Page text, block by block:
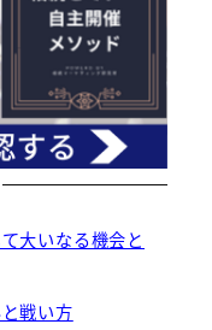
大いなる機会と
戦い方